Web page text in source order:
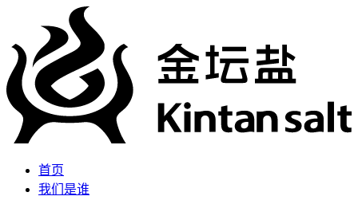
首页
我们是谁